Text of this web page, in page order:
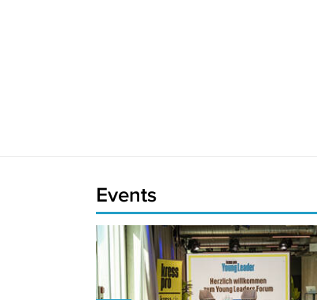
Events